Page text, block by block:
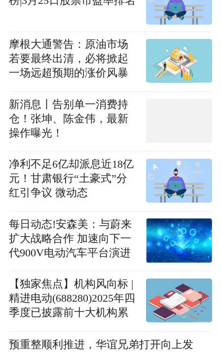
摩根大通警告：原油市场
若要最终出清，必将掀起
一场远超预期的涨价风暴
新消息丨告别单一消费持
仓！张坤、陈金伟，最新
操作曝光！
净利不足6亿却派息近18亿
元！甘肃银行“土豪式”分
红引争议 微动态
每日动态!安森美：与蔚来
扩大战略合作 加速向下一
代900V电动汽车平台演进
【独家焦点】机构风向标 |
精进电动(688280)2025年四
季度已披露前十大机构累
预重整顺利推进，华谊兄弟打开向上发